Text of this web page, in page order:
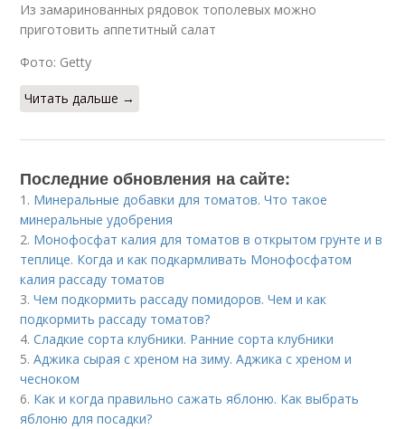
Из замаринованных рядовок тополевых можно
приготовить аппетитный салат
Фото: Getty
Читать дальше →
Последние обновления на сайте:
1. Минеральные добавки для томатов. Что такое
минеральные удобрения
2. Монофосфат калия для томатов в открытом грунте и в
теплице. Когда и как подкармливать Монофосфатом
калия рассаду томатов
3.Чем подкормить рассаду помидоров. Чем и как
подкормить рассаду томатов?
4.Сладкие сорта клубники. Ранние сорта клубники
5.Аджика сырая с хреном на зиму. Аджика с хреном и
чесноком
6. Как и когда правильно сажать яблоню. Как выбрать
яблоню для посадки?